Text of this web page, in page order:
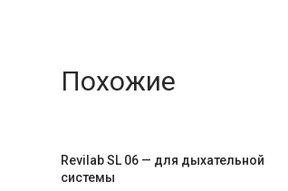
Похожие
Revilab SL 06 — для дыхательной
системы